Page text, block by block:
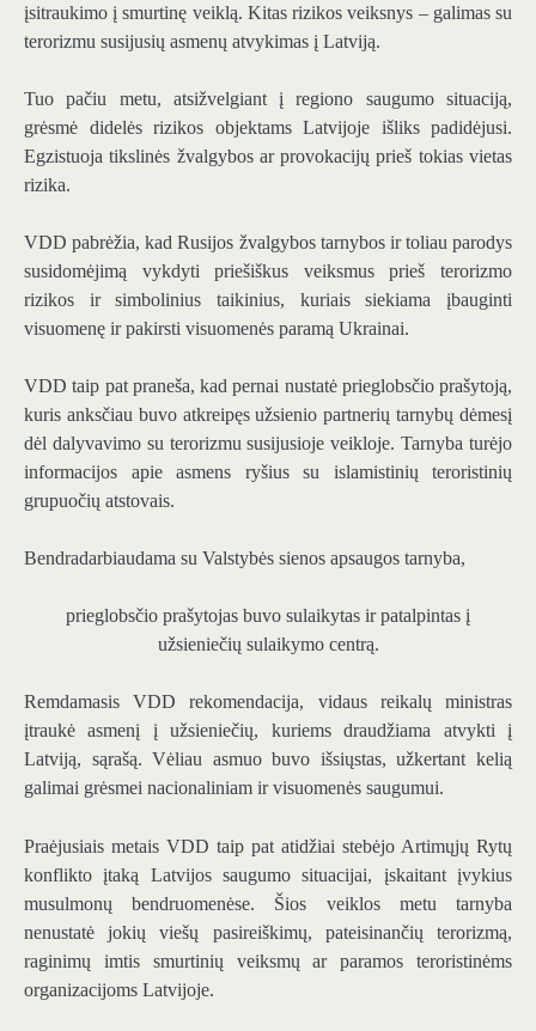
įsitraukimo į smurtinę veiklą. Kitas rizikos veiksnys – galimas su
terorizmu susijusių asmenų atvykimas į Latviją.
Tuo pačiu metu, atsižvelgiant į regiono saugumo situaciją,
grėsmė didelės rizikos objektams Latvijoje išliks padidėjusi.
Egzistuoja tikslinės žvalgybos ar provokacijų prieš tokias vietas
rizika.
VDD pabrėžia, kad Rusijos žvalgybos tarnybos ir toliau parodys
susidomėjimą vykdyti priešiškus veiksmus prieš terorizmo
rizikos ir simbolinius taikinius, kuriais siekiama įbauginti
visuomenę ir pakirsti visuomenės paramą Ukrainai.
VDD taip pat praneša, kad pernai nustatė prieglobsčio prašytoją,
kuris anksčiau buvo atkreipęs užsienio partnerių tarnybų dėmesį
dėl dalyvavimo su terorizmu susijusioje veikloje. Tarnyba turėjo
informacijos apie asmens ryšius su islamistinių teroristinių
grupuočių atstovais.
Bendradarbiaudama su Valstybės sienos apsaugos tarnyba,
prieglobsčio prašytojas buvo sulaikytas ir patalpintas į
užsieniečių sulaikymo centrą.
Remdamasis VDD rekomendacija, vidaus reikalų ministras
įtraukė asmenį į užsieniečių, kuriems draudžiama atvykti į
Latviją, sąrašą. Vėliau asmuo buvo išsiųstas, užkertant kelią
galimai grėsmei nacionaliniam ir visuomenės saugumui.
Praėjusiais metais VDD taip pat atidžiai stebėjo Artimųjų Rytų
konflikto įtaką Latvijos saugumo situacijai, įskaitant įvykius
musulmonų bendruomenėse. Šios veiklos metu tarnyba
nenustatė jokių viešų pasireiškimų, pateisinančių terorizmą,
raginimų imtis smurtinių veiksmų ar paramos teroristinėms
organizacijoms Latvijoje.